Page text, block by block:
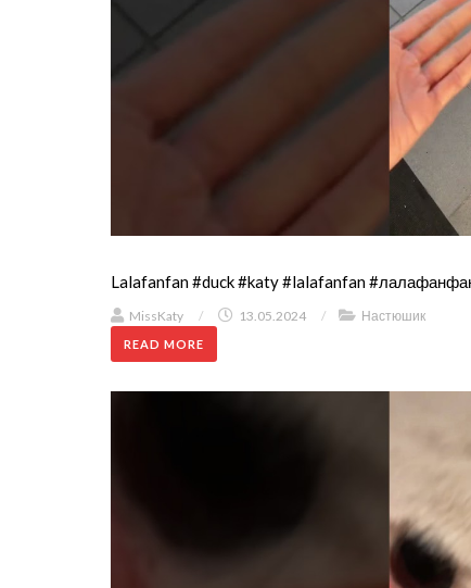
Lalafanfan #duck #katy #lalafanfan
MissKaty / 13.05.2024 / Настюшик
READ MORE